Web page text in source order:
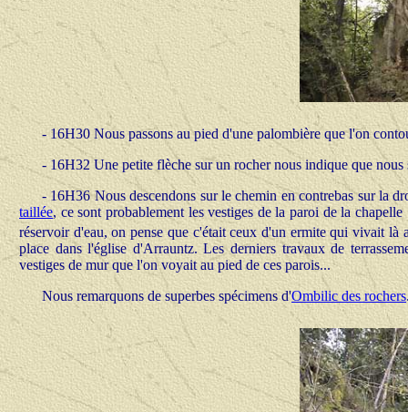
- 16H30 Nous passons au pied d'une palombière que l'on
- 16H32 Une petite flèche sur un rocher nous indique que
- 16H36 Nous descendons sur le chemin en contrebas sur la
taillée, ce sont probablement les vestiges de la paroi de la
réservoir d'eau, on pense que c'était ceux d'un ermite qui vivait
place dans l'église d'Arrauntz. Les derniers travaux de
vestiges de mur que l'on voyait au pied de ces parois...
Nous remarquons de superbes spécimens d'Ombilic des rochers